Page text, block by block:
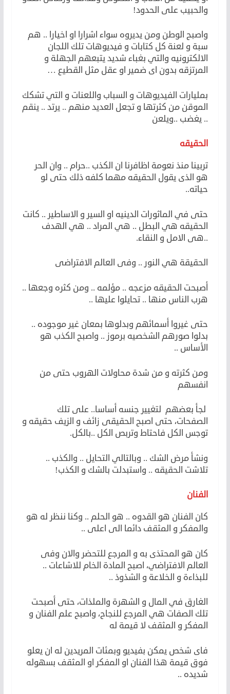
والحبيب على الحدود!
واصبح الوطن ومن يديروه سواء اشرارا او اخيارا .. هم
سبة و لعنة كل كتابات و فيديوهات تلك اللجان
الالكترونيه والتي بغباء شديد يتبعهم الجهلة و
المرتزقه بدون اى ضمير او عقل مثل القطيع …
بمليارات الفيديوهات و السباب واللعنات و التي تشكك
الموقن من كثرتها و تجعل العديد منهم .. يرتد .. ينقم
.. يغضب ..ويلعن
الحقيقه
تربينا منذ نعومة اظافرنا ان الكذب ..حرام .. وان الحر
هو الذى يقول الحقيقه مهما كلفه ذلك حتى لو
حياته..
حتى في الماثورات الدينيه او السير و الاساطير .. كانت
الحقيقه هي البطل .. هي المراد .. هي الهدف
..هى الامل و النقاء.
الحقيقة هي النور .. وفى العالم الافتراضى
أصبحت الحقيقه مزعجه .. مؤلمه .. ومن كثره وجعها ..
هرب الناس منها .. تحايلوا عليها ..
حتى غيروا أسمائهم وبدلوها بمعان غير موجوده ..
بدلوا صورهم الشخصيه برموز .. واصبح الكذب هو
الأساس ..
ومن كثرته و من شدة محاولات الهروب حتى من
انفسهم
لجأ بعضهم لتغيير جنسه أساسا.. على تلك
الصفحات، حتى اصبح الحقيقى زائف و الزيف حقيقه و
توجس الكل فاحتاط وتربص الكل ..بالكل.
ونشأ مرض الشك .. وبالتالي التحايل .. والكذب ..
تلاشت الحقيقه .. واستبدلت بالشك و الكذب!
الفنان
كان الفنان هو القدوه .. هو الحلم .. وكنا ننظر له هو
والمفكر و المثقف دائما الى اعلى ..
كان هو المحتذى به و المرجع للتحضر والان وفى
العالم الافتراضي، اصبح المادة الخام للاشاعات ..
للبذاءة و الخلاعة و الشذوذ ..
الغارق في المال و الشهرة والملذات، حتى أصبحت
تلك الصفات هي المرجع للنجاح، واصبح علم الفنان و
المفكر و المثقف لا قيمة له
فاى شخص يمكن بفيديو وبمئات المريدين له ان يعلو
فوق قيمة هذا الفنان او المفكر او المثقف بسهوله
شديده ..